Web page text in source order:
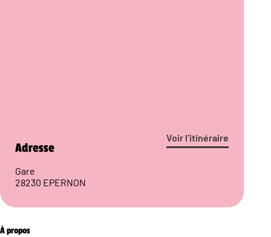
Voir l’itinéraire
Adresse
Gare
28230 EPERNON
À propos